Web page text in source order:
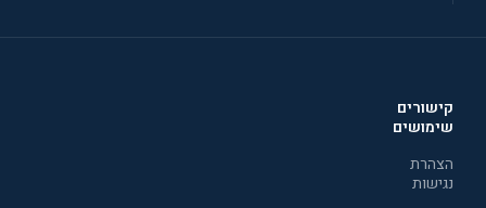
קישורים
שימושים
הצהרת
נגישות